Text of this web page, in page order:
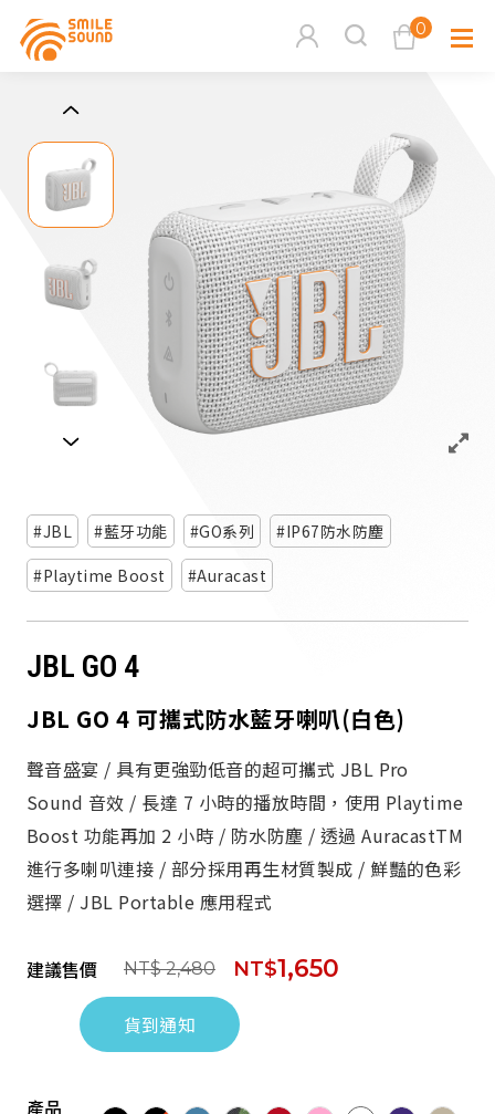
0
商品分類查詢
請選擇商品分類
請選擇分類
品牌分
活動
JBL 藍牙功能 GO系列
IP67防水防塵
Playtime Boost
Auracast
JBL GO 4
JBL GO 4 可攜式防水藍牙喇叭(白色)
聲音盛宴 / 具有更強勁低音的超可攜式 JBL Pro
Sound 音效 / 長達 7 小時的播放時間，使用 Playtime
Boost 功能再加 2 小時 / 防水防塵 / 透過 AuracastTM
進行多喇叭連接 / 部分採用再生材質製成 / 鮮豔的色彩
選擇 / JBL Portable 應用程式
建議售價 NT$ 2,480 NT$1,650
貨到通知
產品